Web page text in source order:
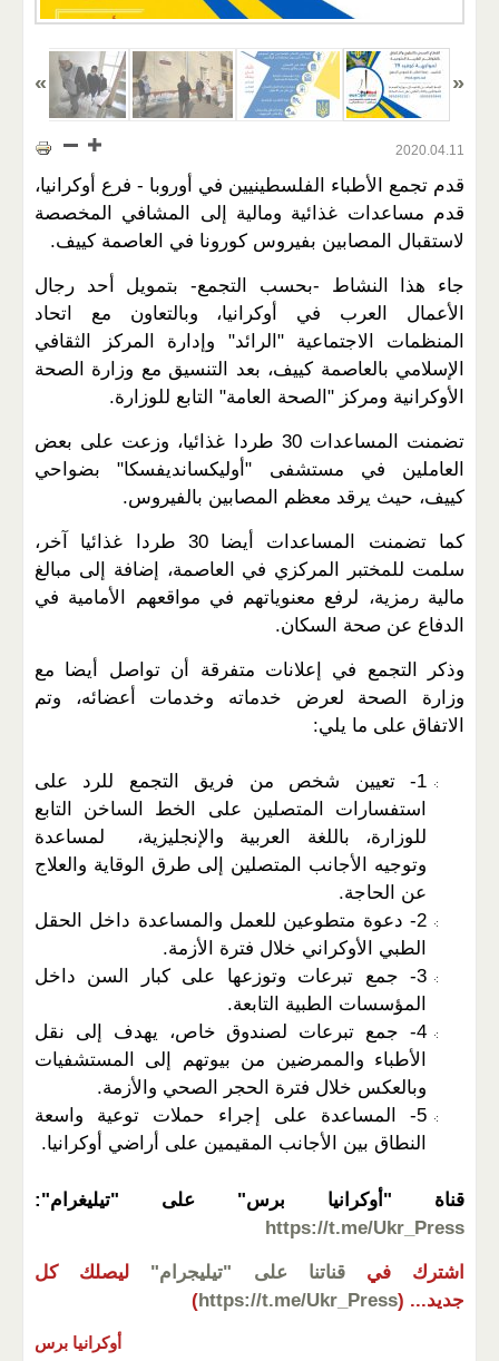
2020.04.11
قدم تجمع الأطباء الفلسطينيين في أوروبا - فرع أوكرانيا،
قدم مساعدات غذائية ومالية إلى المشافي المخصصة
لاستقبال المصابين بفيروس كورونا في العاصمة كييف.
جاء هذا النشاط -بحسب التجمع- بتمويل أحد رجال
الأعمال العرب في أوكرانيا، وبالتعاون مع اتحاد
المنظمات الاجتماعية "الرائد" وإدارة المركز الثقافي
الإسلامي بالعاصمة كييف، بعد التنسيق مع وزارة الصحة
الأوكرانية ومركز "الصحة العامة" التابع للوزارة.
تضمنت المساعدات 30 طردا غذائيا، وزعت على بعض
العاملين في مستشفى "أوليكسانديفسكا" بضواحي
كييف، حيث يرقد معظم المصابين بالفيروس.
كما تضمنت المساعدات أيضا 30 طردا غذائيا آخر،
سلمت للمختبر المركزي في العاصمة، إضافة إلى مبالغ
مالية رمزية، لرفع معنوياتهم في مواقعهم الأمامية في
الدفاع عن صحة السكان.
وذكر التجمع في إعلانات متفرقة أن تواصل أيضا مع
وزارة الصحة لعرض خدماته وخدمات أعضائه، وتم
الاتفاق على ما يلي:
1- تعيين شخص من فريق التجمع للرد على
استفسارات المتصلين على الخط الساخن التابع
للوزارة، باللغة العربية والإنجليزية، لمساعدة
وتوجيه الأجانب المتصلين إلى طرق الوقاية والعلاج
عن الحاجة.
2- دعوة متطوعين للعمل والمساعدة داخل الحقل
الطبي الأوكراني خلال فترة الأزمة.
3- جمع تبرعات وتوزعها على كبار السن داخل
المؤسسات الطبية التابعة.
4- جمع تبرعات لصندوق خاص، يهدف إلى نقل
الأطباء والممرضين من بيوتهم إلى المستشفيات
وبالعكس خلال فترة الحجر الصحي والأزمة.
5- المساعدة على إجراء حملات توعية واسعة
النطاق بين الأجانب المقيمين على أراضي أوكرانيا.
قناة "أوكرانيا برس" على "تيليغرام":
https://t.me/Ukr_Press
اشترك في قناتنا على "تيليجرام"
ليصلك كل
جديد... (
https://t.me/Ukr_Press
)
أوكرانيا برس